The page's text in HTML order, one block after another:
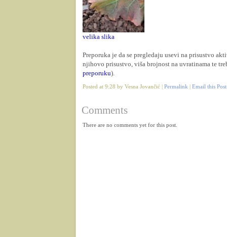
velika slika
Preporuka je da se pregledaju usevi na prisustvo
njihovo prisustvo, viša brojnost na uvratinama te
preporuku).
Posted at 9:28 by Vesna Jovančić | Permalink Email this Post
Comments
There are no comments yet for this post.